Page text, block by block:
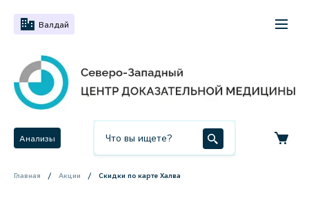
Валдай
Анализы
Главная Акции Скидки по карте Халва